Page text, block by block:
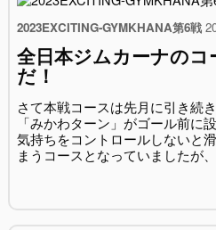
2023EXCITING-GYMKHANA第6戦
全日本ジムカーナの
だ！
さて本戦コースは先月に引き続
「みかわターン」がゴール前に
気持ちをコントロールしないと
まうコースとなっていましたが